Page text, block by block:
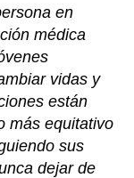
en
médica
vidas y
están
más equitativo
sus
dejar de